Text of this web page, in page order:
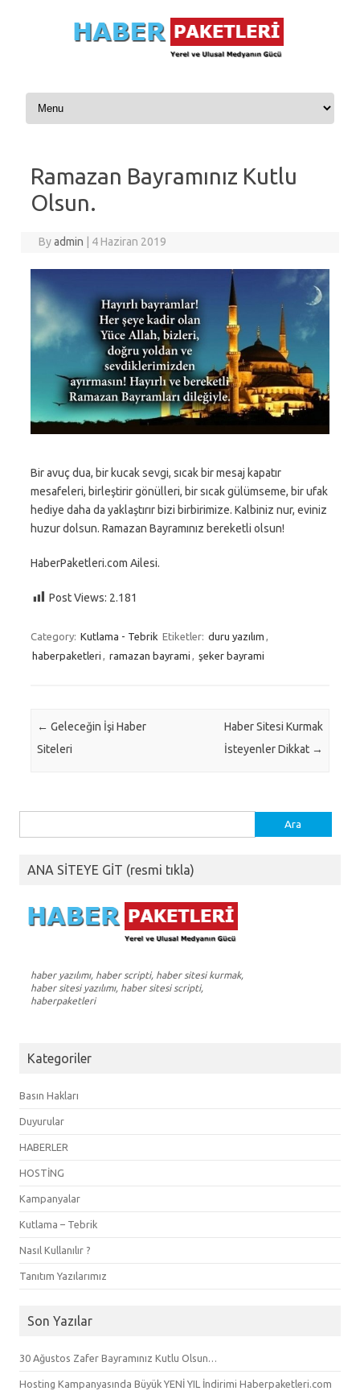
Skip to content
Ramazan Bayramınız Kutlu
Olsun.
Byadmin 4 Haziran 2019
Bir avuç dua, bir kucak sevgi, sıcak bir mesaj kapatır
mesafeleri, birleştirir gönülleri, bir sıcak gülümseme, bir ufak
hediye daha da yaklaştırır bizi birbirimize. Kalbiniz nur, eviniz
huzur dolsun. Ramazan Bayramınız bereketli olsun!
HaberPaketleri.com Ailesi.
Post Views: 2.181
Category: Kutlama - Tebrik Etiketler: duru yazılım
haberpaketleri
ramazan bayrami şeker bayrami
Post navigation
← Geleceğin İşi Haber
Siteleri
Haber Sitesi Kurmak
İsteyenler Dikkat →
ANA SİTEYE GİT (resmi tıkla)
haber yazılımı, haber scripti, haber sitesi kurmak,
haber sitesi yazılımı, haber sitesi scripti,
haberpaketleri
Kategoriler
Basın Hakları
Duyurular
HABERLER
HOSTİNG
Kampanyalar
Kutlama – Tebrik
Nasıl Kullanılır ?
Tanıtım Yazılarımız
Son Yazılar
30 Ağustos Zafer Bayramınız Kutlu Olsun…
Hosting Kampanyasında Büyük YENİ YIL İndirimi Haberpaketleri.com